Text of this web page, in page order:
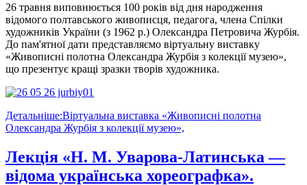
26 травня виповнюється 100 років від дня народження
відомого полтавського живописця, педагога, члена Спілки
художників України (з 1962 р.) Олександра Петровича Журбія.
До пам'ятної дати представляємо віртуальну виставку
«Живописні полотна Олександра Журбія з колекції музею»,
що презентує кращі зразки творів художника.
Детальніше:Віртуальна виставка «Живописні полотна
Олександра Журбія з колекції музею»,
Лекція «Н. М. Уварова-Латинська —
відома українська хореографка».